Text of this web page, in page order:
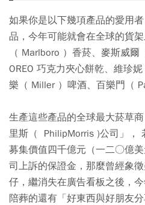
如果你是以下幾項產品的愛用
品，今年可能就會在全球的貨
（ Marlboro ）香菸、麥斯威爾
OREO 巧克力夾心餅乾、維珍
樂（ Miller ）啤酒、百樂門（
生產這些產品的全球最大菸草
里斯（ PhilipMorris )公司」，
募集價值四千億元（一二○億
司上訴的保證金，那麼曾經象
仔，繼消失在廣告看板之後，
陪葬的還有「好東西與好朋友